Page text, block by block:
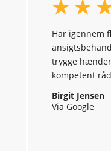
Har igennem
trygge
kompetent
Birgit Jensen
Via Google